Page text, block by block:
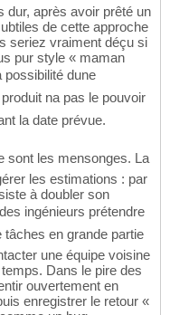
dur, après avoir prêté un
de cette approche
seriez vraiment déçu si
pur style « maman
dune
na pas le pouvoir
la date prévue.
sont les mensonges. La
les estimations : par
à doubler son
ingénieurs prétendre
tâches en grande partie
une équipe voisine
Dans le pire des
ouvertement en
enregistrer le retour «